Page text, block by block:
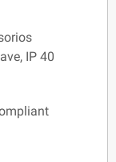
IP 40